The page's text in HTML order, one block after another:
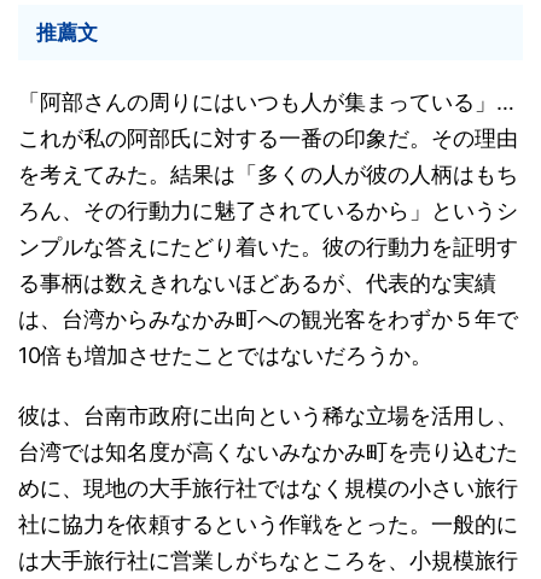
推薦文
「阿部さんの周りにはいつも人が集まっている」…
これが私の阿部氏に対する一番の印象だ。その理由
を考えてみた。結果は「多くの人が彼の人柄はもち
ろん、その行動力に魅了されているから」というシ
ンプルな答えにたどり着いた。彼の行動力を証明す
る事柄は数えきれないほどあるが、代表的な実績
は、台湾からみなかみ町への観光客をわずか５年で
10倍も増加させたことではないだろうか。
彼は、台南市政府に出向という稀な立場を活用し、
台湾では知名度が高くないみなかみ町を売り込むた
めに、現地の大手旅行社ではなく規模の小さい旅行
社に協力を依頼するという作戦をとった。一般的に
は大手旅行社に営業しがちなところを、小規模旅行